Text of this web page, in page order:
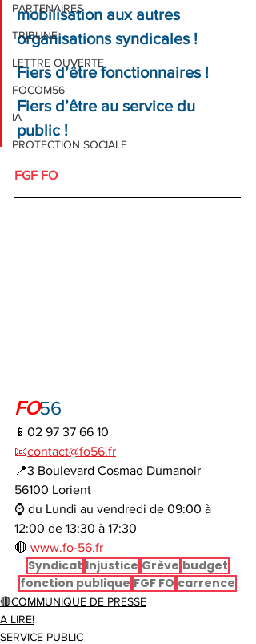
PARTENAIRES
TRIBUNE
LETTRE OUVERTE
FOCOM56
IA
PROTECTION SOCIALE
mobilisation aux autres
organisations syndicales !
Fiers d’être fonctionnaires !
Fiers d’être au service du
public !
FGF FO
FO56
📱02 97 37 66 10
📧contact@fo56.fr
📍3 Boulevard Cosmao Dumanoir
56100 Lorient
⌚ du Lundi au vendredi de 09:00 à
12:00 de 13:30 à 17:30
🔴 www.fo-56.fr
Syndicat Injustice Grève budget
fonction publique FGF FO carrence
🔴COMMUNIQUE DE PRESSE
A LIRE!
SERVICE PUBLIC